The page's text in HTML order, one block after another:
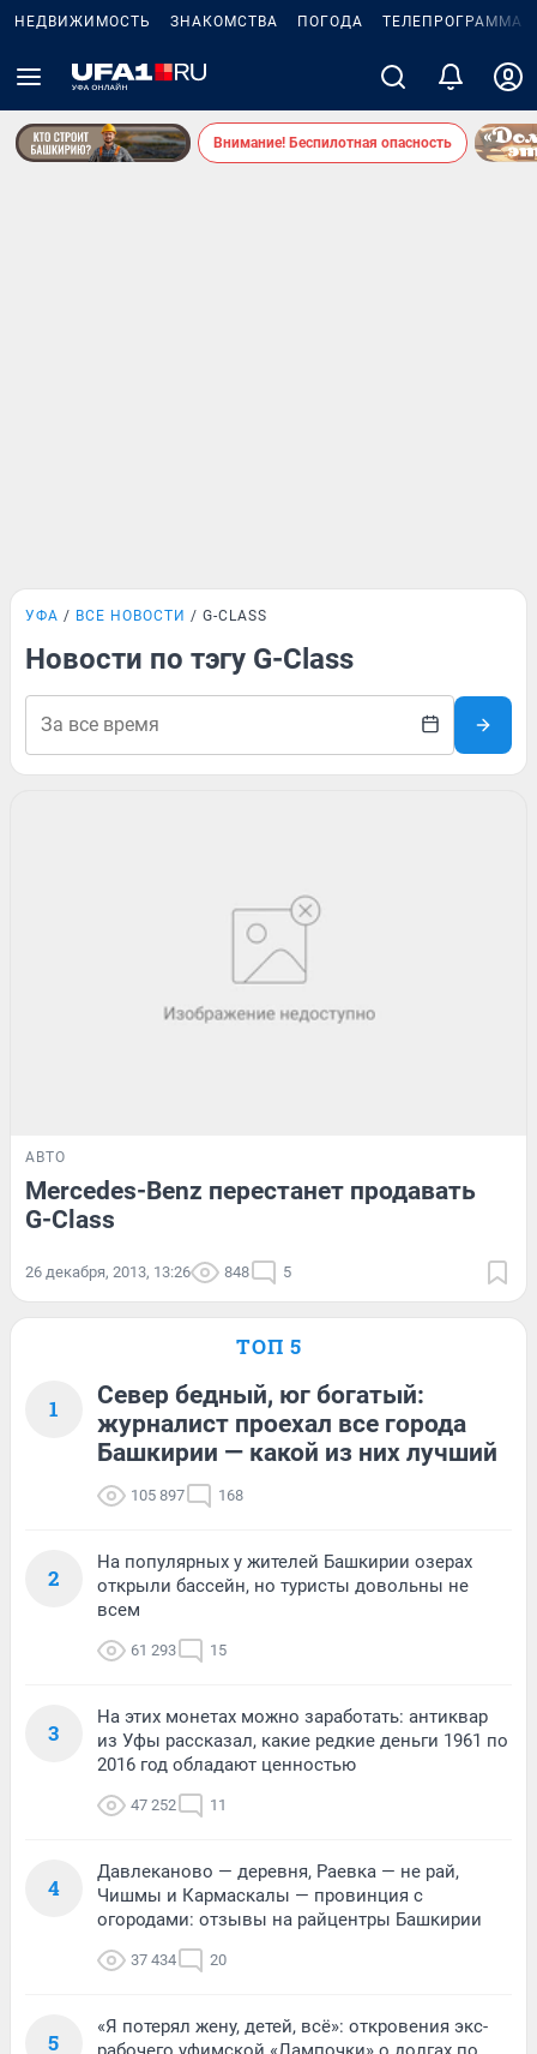
НЕДВИЖИМОСТЬ ЗНАКОМСТВА ПОГОДА ТЕЛЕПРОГРАММА
Внимание! Беспилотная опасность
УФА ВСЕ НОВОСТИ G-CLASS
Новости по тэгу G-Class
АВТО
Mercedes-Benz перестанет продавать
G-Class
26 декабря, 2013, 13:26 848 5
ТОП 5
1
Север бедный, юг богатый:
журналист проехал все города
Башкирии — какой из них лучший
105 897 168
2
На популярных у жителей Башкирии озерах
открыли бассейн, но туристы довольны не
всем
61 293 15
3
На этих монетах можно заработать: антиквар
из Уфы рассказал, какие редкие деньги 1961 по
2016 год обладают ценностью
47 252 11
4
Давлеканово — деревня, Раевка — не рай,
Чишмы и Кармаскалы — провинция с
огородами: отзывы на райцентры Башкирии
37 434 20
5
«Я потерял жену, детей, всё»: откровения экс-